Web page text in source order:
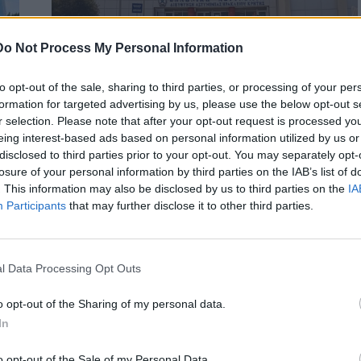
Not Process My Personal Information
opt-out of the sale, sharing to third parties, or processing of your
for targeted advertising by us, please use the below opt-out
selection. Please note that after your opt-out request is processed
interest-based ads based on personal information utilized by us
to third parties prior to your opt-out. You may separately
of your personal information by third parties on the IAB’s list of
This information may also be disclosed by us to third parties on the
Participants that may further disclose it to other third parties.
Data Processing Opt Outs
opt-out of the Sharing of my personal data.
ΗΡΑΚΛΕΙΟ ΚΡΗΤΗ
Ηράκλειο: 39χρονη προσπάθησε να
αυτοκτονήσει μέσα στα κρατητήρια
του Αστυνομικού Μεγάρου
Newsroom